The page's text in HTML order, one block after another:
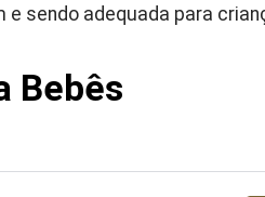
sendo adequada para
Bebês